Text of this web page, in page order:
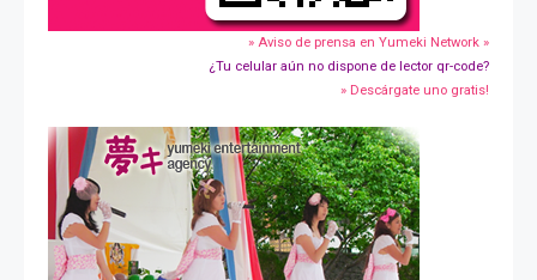
» Aviso de prensa en Yumeki Network »
¿Tu celular aún no dispone de lector qr-code?
» Descárgate uno gratis!